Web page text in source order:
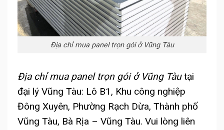
Địa chỉ mua panel trọn gói ở Vũng Tàu
Địa chỉ mua panel trọn gói ở Vũng Tàutại
đại lý Vũng Tàu: Lô B1, Khu công nghiệp
Đông Xuyên, Phường Rạch Dừa, Thành phố
Vũng Tàu, Bà Rịa – Vũng Tàu. Vui lòng liên